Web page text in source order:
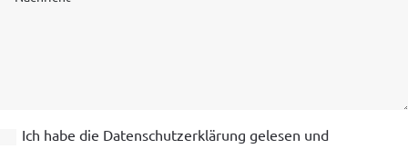
Ich habe die Datenschutzerklärung gelesen und